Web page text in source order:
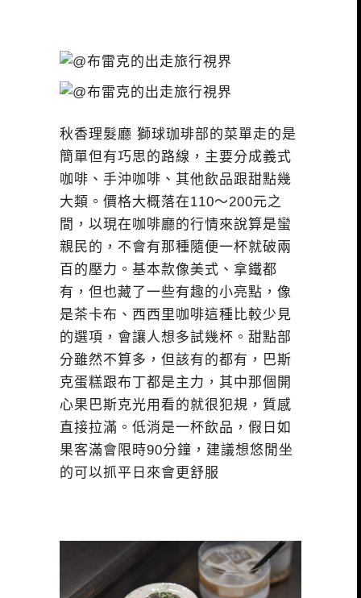
秋香理髮廳 獅球珈琲部的菜單走的是
簡單但有巧思的路線，主要分成義式
咖啡、手沖咖啡、其他飲品跟甜點幾
大類。價格大概落在110～200元之
間，以現在咖啡廳的行情來說算是蠻
親民的，不會有那種隨便一杯就破兩
百的壓力。基本款像美式、拿鐵都
有，但也藏了一些有趣的小亮點，像
是茶卡布、西西里咖啡這種比較少見
的選項，會讓人想多試幾杯。甜點部
分雖然不算多，但該有的都有，巴斯
克蛋糕跟布丁都是主力，其中那個開
心果巴斯克光用看的就很犯規，質感
直接拉滿。低消是一杯飲品，假日如
果客滿會限時90分鐘，建議想悠閒坐
的可以抓平日來會更舒服